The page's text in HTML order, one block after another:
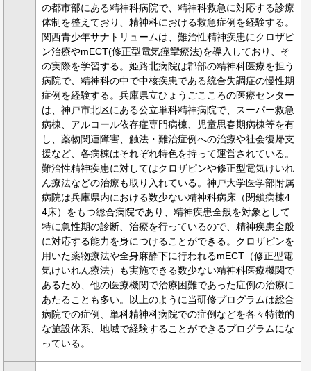
の都市部にある精神科病院で、精神科救急に対応する診療
体制を整えており、精神科における救急症例を経験する。
関西青少年サナトリュームは、難治性精神疾患にクロザピ
ン治療やmECT(修正型電気痙攣療法)を導入しており、そ
の実際を学習する。姫路北病院は郡部の精神科医療を担う
病院で、精神科の中で中核疾患である統合失調症の慢性期
症例を経験する。兵庫県立ひょうごこころの医療センター
は、神戸市北区にある公立単科精神病院で、スーパー救急
病棟、アルコール依存症専門病棟、児童思春期病棟等を有
し、薬物関連障害、触法・難治症例への治療や社会復帰支
援など、各病棟はそれぞれ特色を持って運営されている。
難治性精神疾患に対してはクロザピンや修正型電気けいれ
ん療法などの治療も取り入れている。神戸大学医学部附属
病院は兵庫県内における数少ない精神科病床（閉鎖病棟4
4床）をもつ総合病院であり、精神疾患全般を対象として
特に急性期の診断、治療を行っているので、精神疾患全般
に対応する能力を身につけることができる。クロザピンを
用いた薬物療法や全身麻酔下に行われるmECT（修正型電
気けいれん療法）も実施できる数少ない精神科医療機関で
あるため、他の医療機関で治療困難であった症例の治療に
あたることも多い。以上のように当研修プログラムは総合
病院での症例、単科精神科病院での症例などを各々特徴的
な施設体系、地域で経験することができるプログラムにな
っている。